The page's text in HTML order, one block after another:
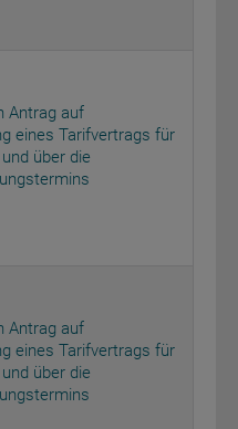
Antrag auf
eines Tarifvertrags für
über die
Antrag auf
eines Tarifvertrags für
über die